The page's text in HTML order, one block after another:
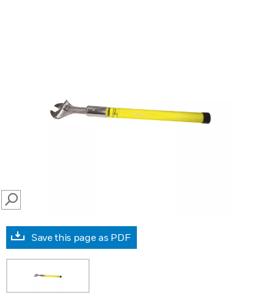
SEARCH
Save this page as PDF